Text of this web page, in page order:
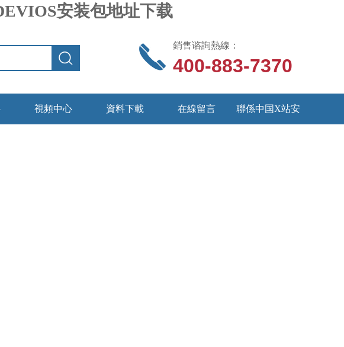
安装包地址下载
銷售谘詢熱線：
400-883-7370
視頻中心 資料下載 在線留言 聯係中国X站安